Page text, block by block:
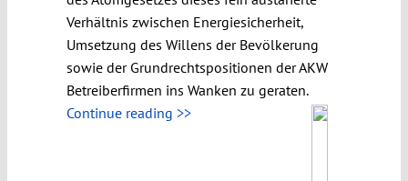
Verhältnis zwischen Energiesicherheit,
Umsetzung des Willens der Bevölkerung
sowie der Grundrechtspositionen der AKW
Betreiberfirmen ins Wanken zu geraten.
Continue reading >>